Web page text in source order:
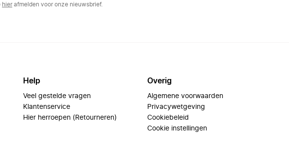
hierafmelden voor onze nieuwsbrief.
Help
Veel gestelde vragen
Klantenservice
Hier herroepen (Retourneren)
Overig
Algemene voorwaarden
Privacywetgeving
Cookiebeleid
Cookie instellingen